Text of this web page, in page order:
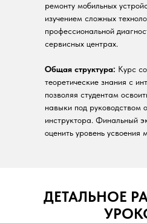
ремонту мобильных
изучением сложных
профессиональной
сервисных центрах.
Общая структура: Курс
теоретические знания с
позволяя студентам
навыки под руководством
инструктора. Финальный
оценить уровень усвоения
ДЕТАЛЬНОЕ